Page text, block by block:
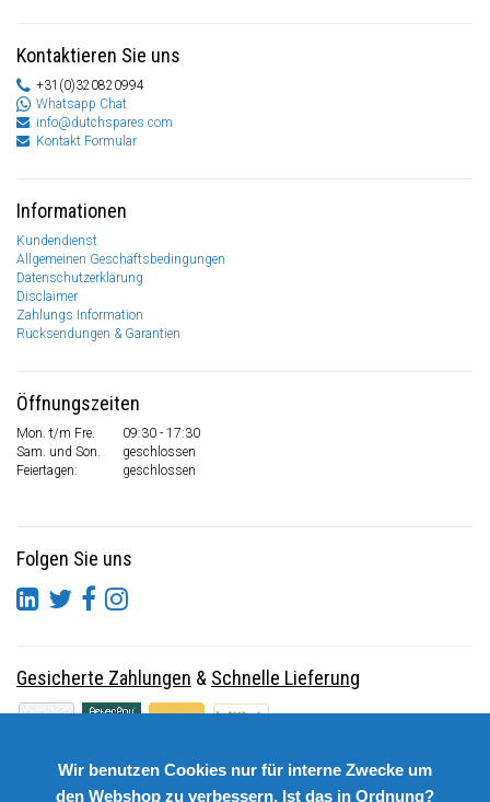
Kontaktieren Sie uns
+31(0)320820994
Whatsapp Chat
info@dutchspares.com
Kontakt Formular
Informationen
Kundendienst
Allgemeinen Geschäftsbedingungen
Datenschutzerklärung
Disclaimer
Zahlungs Information
Rücksendungen & Garantien
Öffnungszeiten
Mon. t/m Fre.
09:30 - 17:30
Sam. und Son.
geschlossen
Feiertagen:
geschlossen
Folgen Sie uns
Gesicherte Zahlungen & Schnelle Lieferung
Wir benutzen Cookies nur für interne Zwecke um
den Webshop zu verbessern. Ist das in Ordnung?